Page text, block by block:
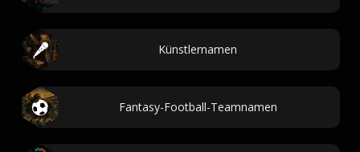
Künstlernamen
Fantasy-Football-Teamnamen